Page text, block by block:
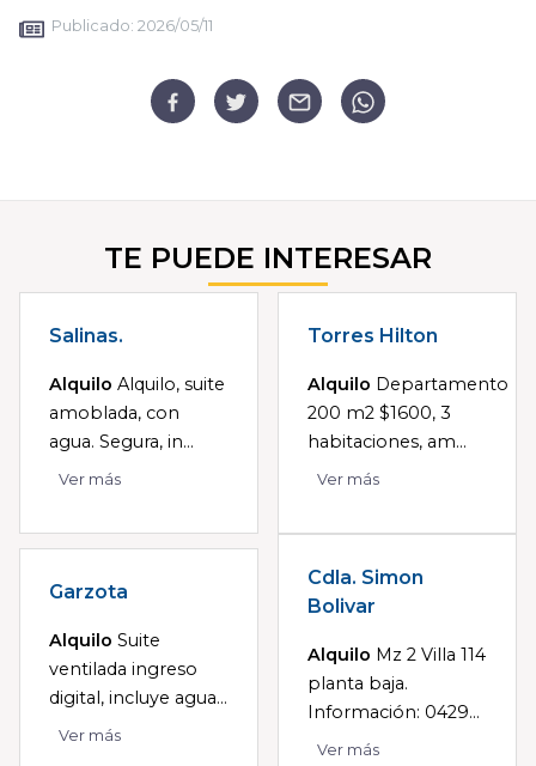
Publicado: 2026/05/11
TE PUEDE INTERESAR
Salinas.
Alquilo Alquilo, suite
amoblada, con
agua. Segura, in...
Ver más
Torres Hilton
Alquilo Departamento
200 m2 $1600, 3
habitaciones, am...
Ver más
Garzota
Alquilo Suite
ventilada ingreso
digital, incluye agua...
Ver más
Cdla. Simon
Bolivar
Alquilo Mz 2 Villa 114
planta baja.
Información: 0429...
Ver más